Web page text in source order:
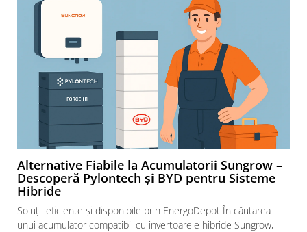
Alternative Fiabile la Acumulatorii Sungrow –
Descoperă Pylontech și BYD pentru Sisteme
Hibride
Soluții eficiente și disponibile prin EnergoDepot În căutarea
unui acumulator compatibil cu invertoarele hibride Sungrow,